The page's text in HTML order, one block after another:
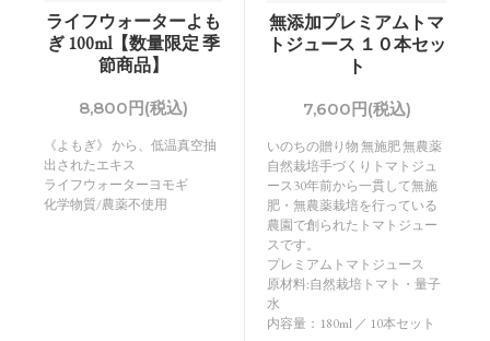
ライフウォーターよも
ぎ 100ml【数量限定 季
節商品】
8,800円(税込)
《よもぎ》 から、低温真空抽
出されたエキス
ライフウォーターヨモギ
化学物質/農薬不使用
無添加プレミアムトマ
トジュース １０本セッ
ト
7,600円(税込)
いのちの贈り物 無施肥 無農薬
自然栽培手づくりトマトジュ
ース30年前から一貫して無施
肥・無農薬栽培を行っている
農園で創られたトマトジュー
スです。
プレミアムトマトジュース
原材料:自然栽培トマト・量子
水
内容量：180ml ／ 10本セット